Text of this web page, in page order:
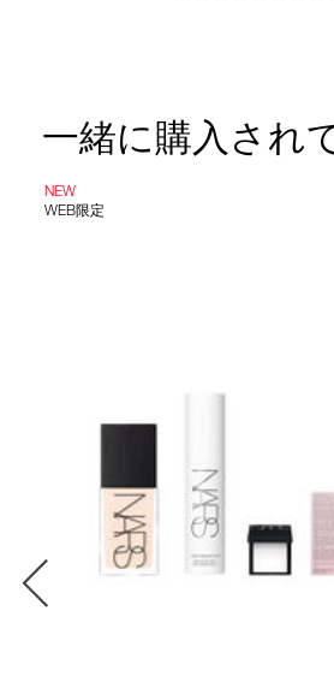
一緒に購入され
NEW
WEB限定